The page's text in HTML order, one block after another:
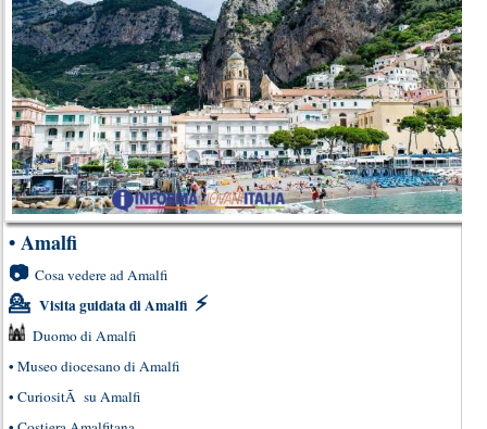
•Amalfi
📷 Cosa vedere ad Amalfi
💁 Visita guidata di Amalfi ⚡
Duomo di Amalfi
• Museo diocesano di Amalfi
• CuriositÃ su Amalfi